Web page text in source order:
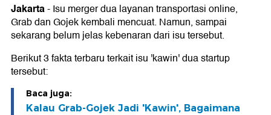
Jakarta-Isu merger dua layanan transportasi online,
Grab dan Gojek kembali mencuat. Namun, sampai
sekarang belum jelas kebenaran dari isu tersebut.
Berikut 3 fakta terbaru terkait isu 'kawin' dua startup
tersebut:
Baca juga:
Kalau Grab-Gojek Jadi 'Kawin', Bagaimana